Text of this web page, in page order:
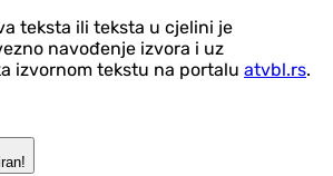
teksta ili teksta u cjelini je
navođenje izvora i uz
izvornom tekstu na portalu atvbl.rs.